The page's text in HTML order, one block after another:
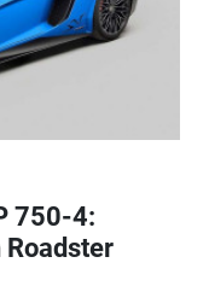
750-4: